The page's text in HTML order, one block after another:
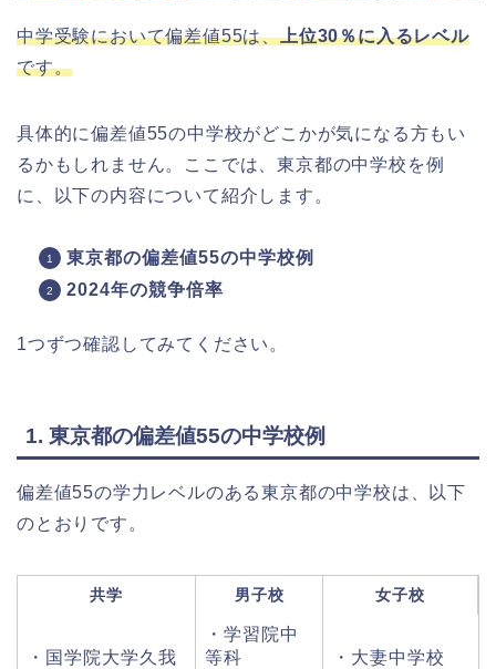
中学受験において偏差値55は、上位30％に入るレベル
です。
具体的に偏差値55の中学校がどこかが気になる方もい
るかもしれません。ここでは、東京都の中学校を例
に、以下の内容について紹介します。
東京都の偏差値55の中学校例
2024年の競争倍率
1つずつ確認してみてください。
1. 東京都の偏差値55の中学校例
偏差値55の学力レベルのある東京都の中学校は、以下
のとおりです。
共学 男子校 女子校
・国学院大学久我
・学習院中
等科
・大妻中学校